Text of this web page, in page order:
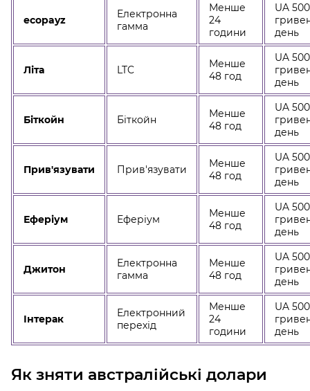
ecopayz
Електронна
гамма
Менше
24
години
UA
день
Літа LTC
Менше
48 год
UA
день
Біткойн Біткойн
Менше
48 год
UA
день
Прив'язувати Прив'язувати
Менше
48 год
UA
день
Еферіум Еферіум
Менше
48 год
UA
день
Джитон
Електронна
гамма
Менше
48 год
UA
день
Інтерак
Електронний
перехід
Менше
24
години
UA
день
Як зняти австралійські долари